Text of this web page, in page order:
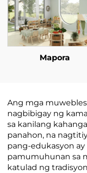
Mapora
Ang mga
nagbibigay ng
sa kanilang
panahon, na
pang-edukasyon
pamumuhunan sa
katulad ng